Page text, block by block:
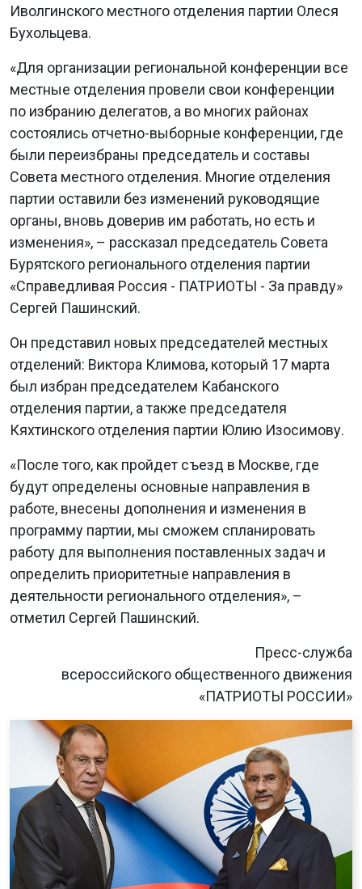
Иволгинского местного отделения партии Олеся
Бухольцева.
«Для организации региональной конференции все
местные отделения провели свои конференции
по избранию делегатов, а во многих районах
состоялись отчетно-выборные конференции, где
были переизбраны председатель и составы
Совета местного отделения. Многие отделения
партии оставили без изменений руководящие
органы, вновь доверив им работать, но есть и
изменения», – рассказал председатель Совета
Бурятского регионального отделения партии
«Справедливая Россия - ПАТРИОТЫ - За правду»
Сергей Пашинский.
Он представил новых председателей местных
отделений: Виктора Климова, который 17 марта
был избран председателем Кабанского
отделения партии, а также председателя
Кяхтинского отделения партии Юлию Изосимову.
«После того, как пройдет съезд в Москве, где
будут определены основные направления в
работе, внесены дополнения и изменения в
программу партии, мы сможем спланировать
работу для выполнения поставленных задач и
определить приоритетные направления в
деятельности регионального отделения», –
отметил Сергей Пашинский.
Пресс-служба
всероссийского общественного движения
«ПАТРИОТЫ РОССИИ»